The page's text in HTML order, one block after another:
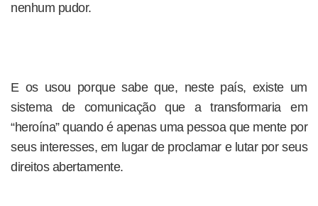
nenhum pudor.
E os usou porque sabe que, neste país, existe um
sistema de comunicação que a transformaria em
“heroína” quando é apenas uma pessoa que mente por
seus interesses, em lugar de proclamar e lutar por seus
direitos abertamente.